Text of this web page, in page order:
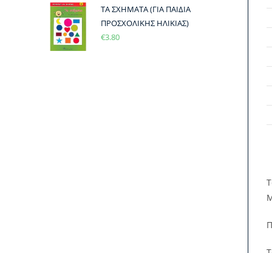
ΤΑ ΣΧΗΜΑΤΑ (ΓΙΑ ΠΑΙΔΙΑ
ΠΡΟΣΧΟΛΙΚΗΣ ΗΛΙΚΙΑΣ)
€3.80